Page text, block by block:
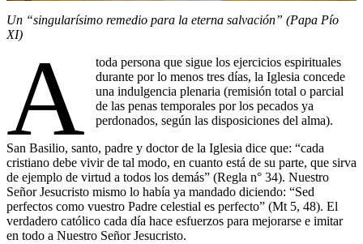
Un “singularísimo remedio para la eterna salvación” (Papa Pío
XI)
A
toda persona que sigue los ejercicios espirituales
durante por lo menos tres días, la Iglesia concede
una indulgencia plenaria (remisión total o parcial
de las penas temporales por los pecados ya
perdonados, según las disposiciones del alma).
San Basilio, santo, padre y doctor de la Iglesia dice que: “cada
cristiano debe vivir de tal modo, en cuanto está de su parte, que sirva
de ejemplo de virtud a todos los demás” (Regla n° 34). Nuestro
Señor Jesucristo mismo lo había ya mandado diciendo: “Sed
perfectos como vuestro Padre celestial es perfecto” (Mt 5, 48). El
verdadero católico cada día hace esfuerzos para mejorarse e imitar
en todo a Nuestro Señor Jesucristo.